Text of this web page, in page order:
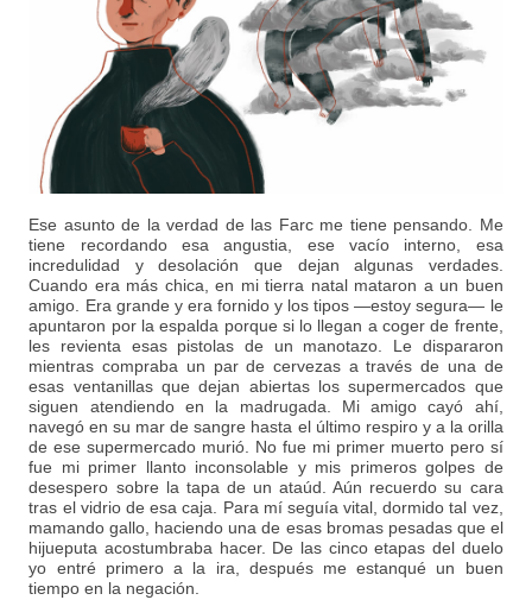
Ese asunto de la verdad de las Farc me tiene pensando. Me
tiene recordando esa angustia, ese vacío interno, esa
incredulidad y desolación que dejan algunas verdades.
Cuando era más chica, en mi tierra natal mataron a un buen
amigo. Era grande y era fornido y los tipos —estoy segura— le
apuntaron por la espalda porque si lo llegan a coger de frente,
les revienta esas pistolas de un manotazo. Le dispararon
mientras compraba un par de cervezas a través de una de
esas ventanillas que dejan abiertas los supermercados que
siguen atendiendo en la madrugada. Mi amigo cayó ahí,
navegó en su mar de sangre hasta el último respiro y a la orilla
de ese supermercado murió. No fue mi primer muerto pero sí
fue mi primer llanto inconsolable y mis primeros golpes de
desespero sobre la tapa de un ataúd. Aún recuerdo su cara
tras el vidrio de esa caja. Para mí seguía vital, dormido tal vez,
mamando gallo, haciendo una de esas bromas pesadas que el
hijueputa acostumbraba hacer. De las cinco etapas del duelo
yo entré primero a la ira, después me estanqué un buen
tiempo en la negación.